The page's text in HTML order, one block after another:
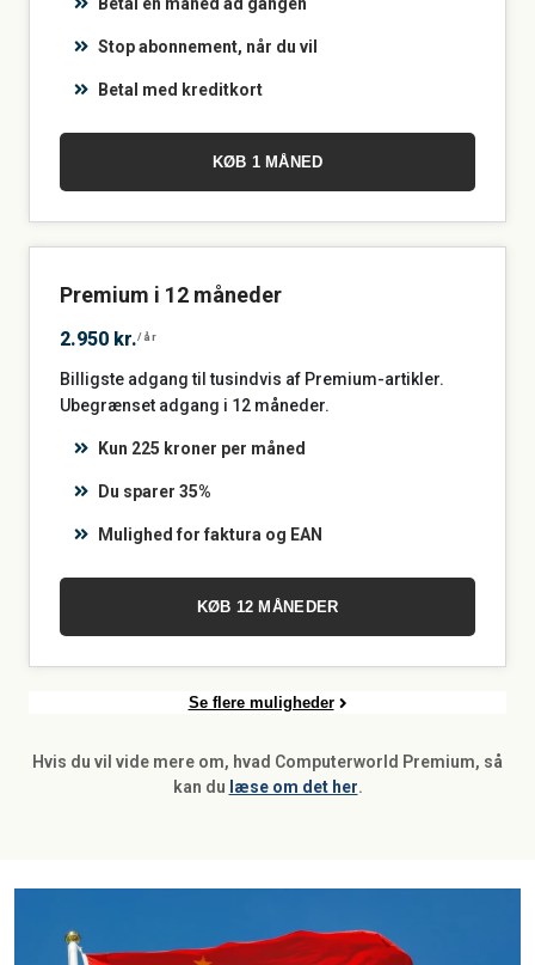
Stop abonnement, når du vil
Betal med kreditkort
KØB 1 MÅNED
Premium i 12 måneder
2.950 kr./år
Billigste adgang til tusindvis af Premium-artikler.
Ubegrænset adgang i 12 måneder.
Kun 225 kroner per måned
Du sparer 35%
Mulighed for faktura og EAN
KØB 12 MÅNEDER
Se flere muligheder
Hvis du vil vide mere om, hvad Computerworld Premium, så
kan du læse om det her.